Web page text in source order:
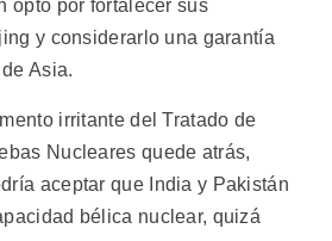
optó por fortalecer sus
y considerarlo una garantía
Asia.
irritante del Tratado de
Nucleares quede atrás,
aceptar que India y Pakistán
bélica nuclear, quizá